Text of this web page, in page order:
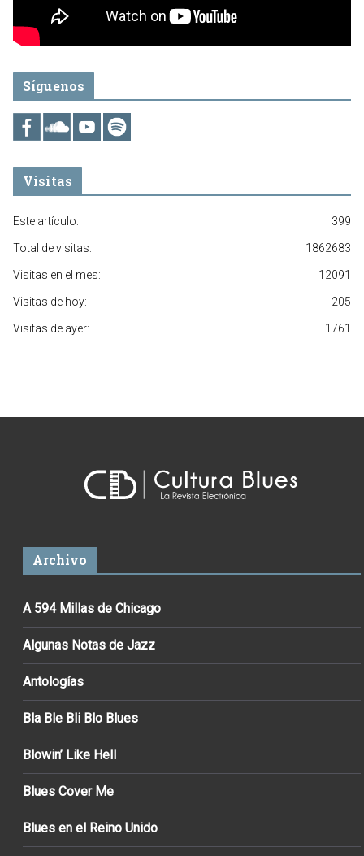
Síguenos
Visitas
399
Este artículo:
1862683
Total de visitas:
12091
Visitas en el mes:
205
Visitas de hoy:
1761
Visitas de ayer:
Archivo
A 594 Millas de Chicago
Algunas Notas de Jazz
Antologías
Bla Ble Bli Blo Blues
Blowin’ Like Hell
Blues Cover Me
Blues en el Reino Unido